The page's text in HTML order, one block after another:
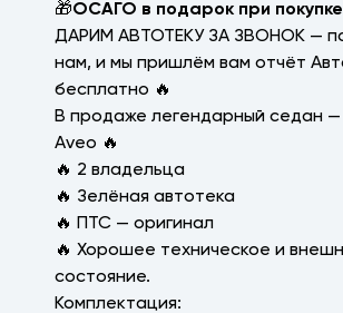
🎁ОСАГО в подарок при покупке
ДАРИМ АВТОТЕКУ ЗА ЗВОНОК —
нам, и мы пришлём вам отчёт
бесплатно 🔥
В продаже легендарный седан
Aveo 🔥
🔥 2 владельца
🔥 Зелёная автотека
🔥 ПТС — оригинал
🔥 Хорошее техническое и
состояние.
Комплектация: